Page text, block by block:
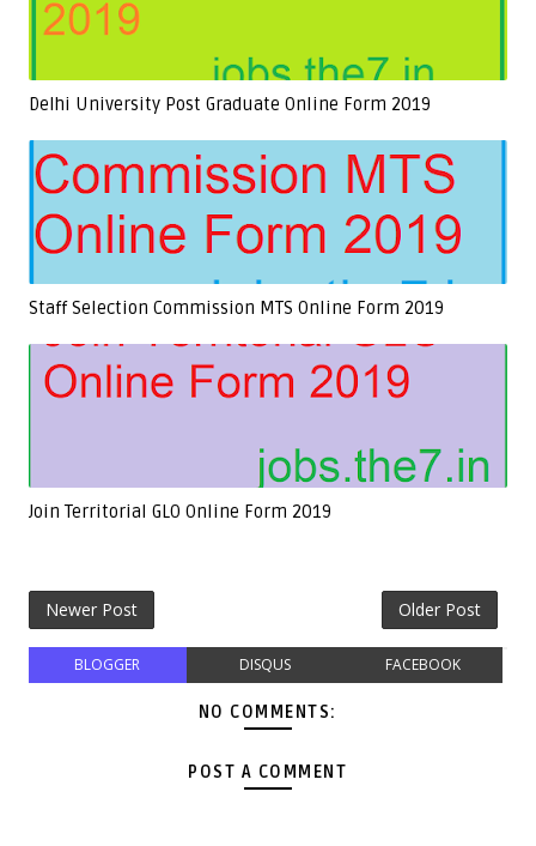
Delhi University Post Graduate Online Form 2019
Staff Selection Commission MTS Online Form 2019
Join Territorial GLO Online Form 2019
Newer Post Older Post
BLOGGER DISQUS FACEBOOK
NO COMMENTS:
POST A COMMENT